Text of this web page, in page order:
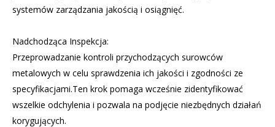
systemów zarządzania jakością i osiągnięć.
Nadchodząca Inspekcja:
Przeprowadzanie kontroli przychodzących surowców
metalowych w celu sprawdzenia ich jakości i zgodności ze
specyfikacjami.Ten krok pomaga wcześnie zidentyfikować
wszelkie odchylenia i pozwala na podjęcie niezbędnych działań
korygujących.